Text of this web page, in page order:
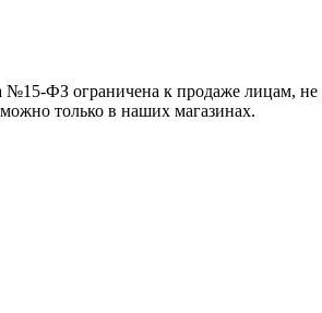
№15-ФЗ ограничена к продаже лицам,
только в наших магазинах.